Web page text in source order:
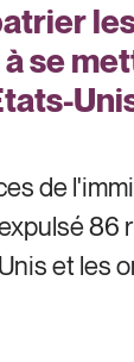
se
de
86
et les